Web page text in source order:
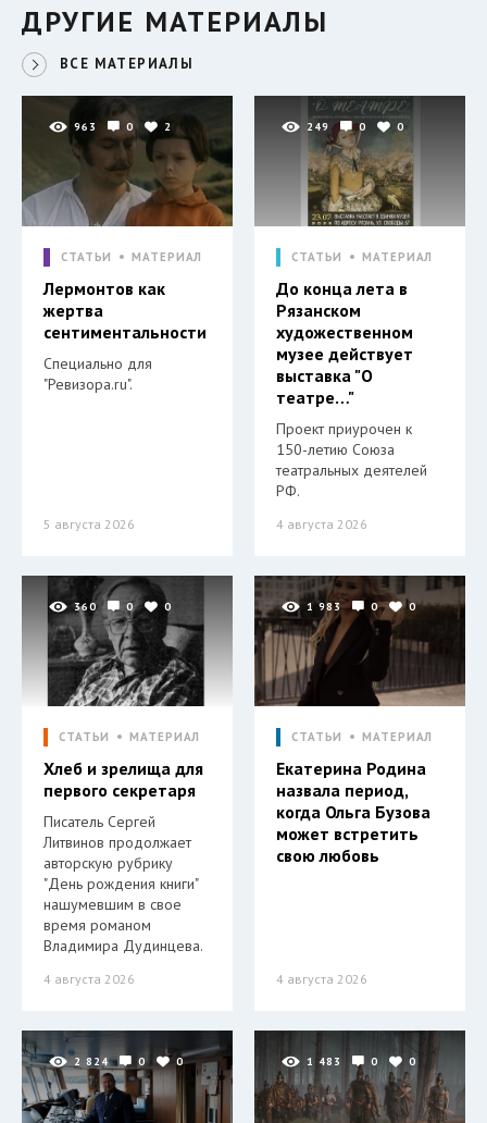
ДРУГИЕ МАТЕРИАЛЫ
ВСЕ МАТЕРИАЛЫ
963 0 2
СТАТЬИ МАТЕРИАЛ
Лермонтов как
жертва
сентиментальности
Специально для
"Ревизора.ru".
5 августа 2026
249 0 0
СТАТЬИ МАТЕРИАЛ
До конца лета в
Рязанском
художественном
музее действует
выставка "О
театре…"
Проект приурочен к
150-летию Союза
театральных деятелей
РФ.
4 августа 2026
360 0 0
СТАТЬИ МАТЕРИАЛ
Хлеб и зрелища для
первого секретаря
Писатель Сергей
Литвинов продолжает
авторскую рубрику
"День рождения книги"
нашумевшим в свое
время романом
Владимира Дудинцева.
4 августа 2026
1 983 0 0
СТАТЬИ МАТЕРИАЛ
Екатерина Родина
назвала период,
когда Ольга Бузова
может встретить
свою любовь
4 августа 2026
2 824 0 0 1 483 0 0